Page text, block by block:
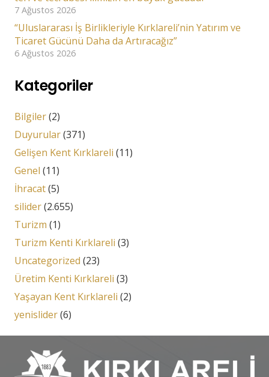
7 Ağustos 2026
“Uluslararası İş Birlikleriyle Kırklareli’nin Yatırım ve
Ticaret Gücünü Daha da Artıracağız”
6 Ağustos 2026
Kategoriler
Bilgiler(2)
Duyurular(371)
Gelişen Kent Kırklareli (11)
Genel (11)
İhracat(5)
silider(2.655)
Turizm (1)
Turizm Kenti Kırklareli (3)
Uncategorized (23)
Üretim Kenti Kırklareli (3)
Yaşayan Kent Kırklareli (2)
yenislider(6)